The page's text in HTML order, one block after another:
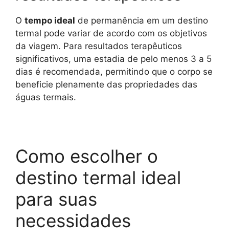
O tempo ideal de permanência em um destino
termal pode variar de acordo com os objetivos
da viagem. Para resultados terapêuticos
significativos, uma estadia de pelo menos 3 a 5
dias é recomendada, permitindo que o corpo se
beneficie plenamente das propriedades das
águas termais.
Como escolher o
destino termal ideal
para suas
necessidades